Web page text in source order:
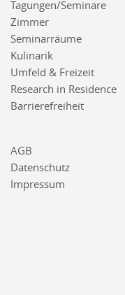
Tagungen/Seminare
Zimmer
Seminarräume
Kulinarik
Umfeld & Freizeit
Research in Residence
Barrierefreiheit
AGB
Datenschutz
Impressum